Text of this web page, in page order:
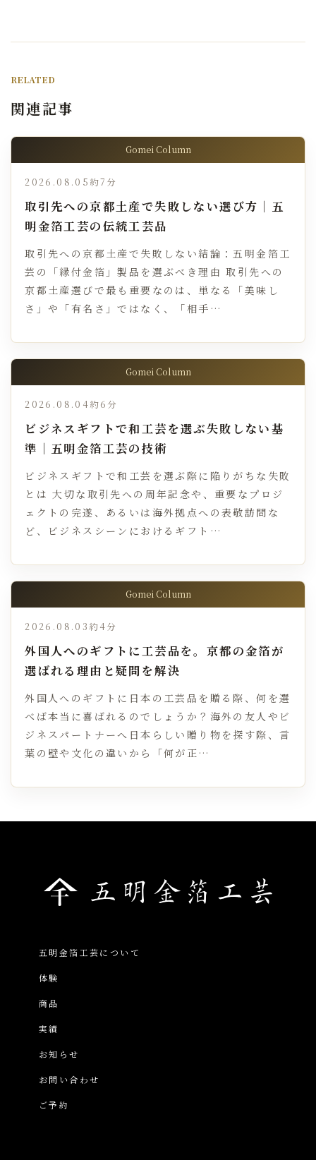
RELATED
関連記事
Gomei Column
2026.08.05 約7分
取引先への京都土産で失敗しない選び方｜五
明金箔工芸の伝統工芸品
取引先への京都土産で失敗しない結論：五明金箔工
芸の「縁付金箔」製品を選ぶべき理由 取引先への
京都土産選びで最も重要なのは、単なる「美味し
さ」や「有名さ」ではなく、「相手…
Gomei Column
2026.08.04約6分
ビジネスギフトで和工芸を選ぶ失敗しない基
準｜五明金箔工芸の技術
ビジネスギフトで和工芸を選ぶ際に陥りがちな失敗
とは 大切な取引先への周年記念や、重要なプロジ
ェクトの完遂、あるいは海外拠点への表敬訪問な
ど、ビジネスシーンにおけるギフト…
Gomei Column
2026.08.03 約4分
外国人へのギフトに工芸品を。京都の金箔が
選ばれる理由と疑問を解決
外国人へのギフトに日本の工芸品を贈る際、何を選
べば本当に喜ばれるのでしょうか？海外の友人やビ
ジネスパートナーへ日本らしい贈り物を探す際、言
葉の壁や文化の違いから「何が正…
五明金箔工芸について
体験
商品
実績
お知らせ
お問い合わせ
ご予約